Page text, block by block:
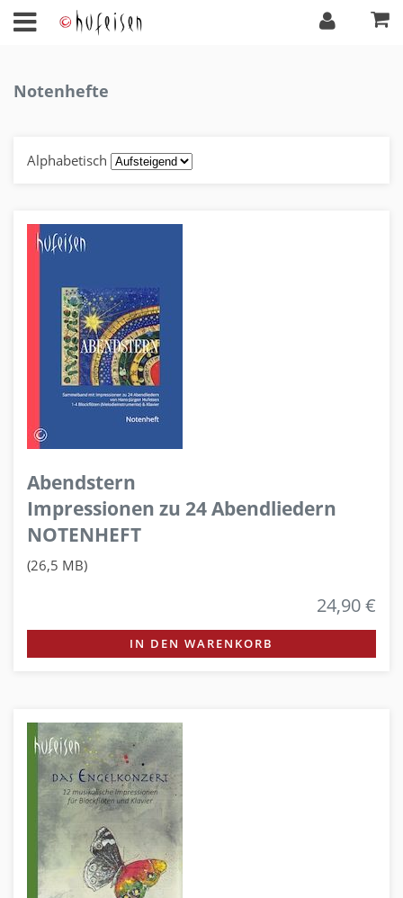
Notenhefte
Alphabetisch
Abendstern
Impressionen zu 24 Abendliedern
NOTENHEFT
(26,5 MB)
24,90 €
IN DEN WARENKORB